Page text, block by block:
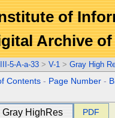
of
Archive
5-A-a-33 > V-1 > Gray High
Contents - Page Number -
Gray HighRes PDF